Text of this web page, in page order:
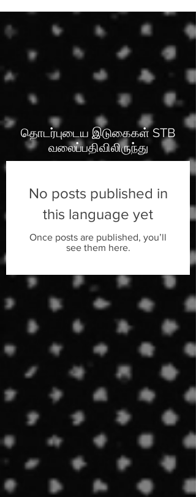
தொடர்புடைய இடுகைகள் STB
வலைப்பதிவிலிருந்து
No posts published in
this language yet
Once posts are published, you’ll
see them here.